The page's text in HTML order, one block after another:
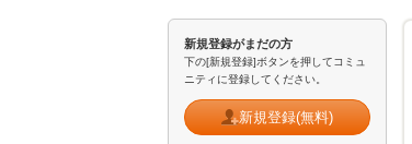
新規登録がまだの方
下の[新規登録]ボタンを押してコミュ
ニティに登録してください。
新規登録(無料)